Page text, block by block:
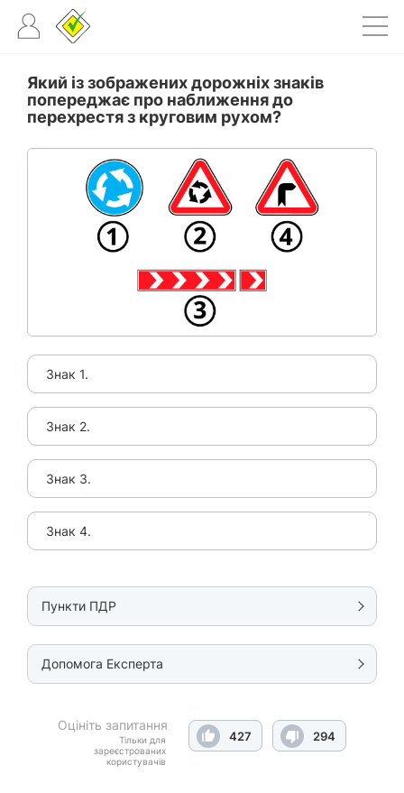
Який із зображених дорожніх знаків
попереджає про наближення до
перехрестя з круговим рухом?
Знак 1.
Знак 2.
Знак 3.
Знак 4.
Пункти ПДР
Допомога Експерта
Оцініть запитання
Тільки для
зареєстрованих
користувачів
427 294